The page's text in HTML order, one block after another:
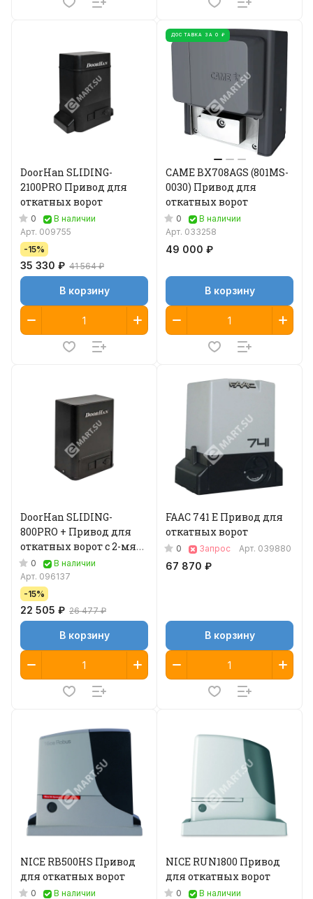
DoorHan SLIDING-
2100PRO Привод для
откатных ворот
0
В наличии
Арт. 009755
-15%
35 330 ₽ 41 564 ₽
В корзину
ДОСТАВКА ЗА 0 ₽
CAME BX708AGS (801MS-
0030) Привод для
откатных ворот
0
В наличии
Арт. 033258
49 000 ₽
В корзину
DoorHan SLIDING-
800PRO + Привод для
откатных ворот с 2-мя
пультами
0
В наличии
Арт. 096137
-15%
22 505 ₽ 26 477 ₽
В корзину
FAAC 741 Е Привод для
откатных ворот
0 Запрос Арт. 039880
67 870 ₽
В корзину
NICE RB500HS Привод
для откатных ворот
0
В наличии
NICE RUN1800 Привод
для откатных ворот
0
В наличии